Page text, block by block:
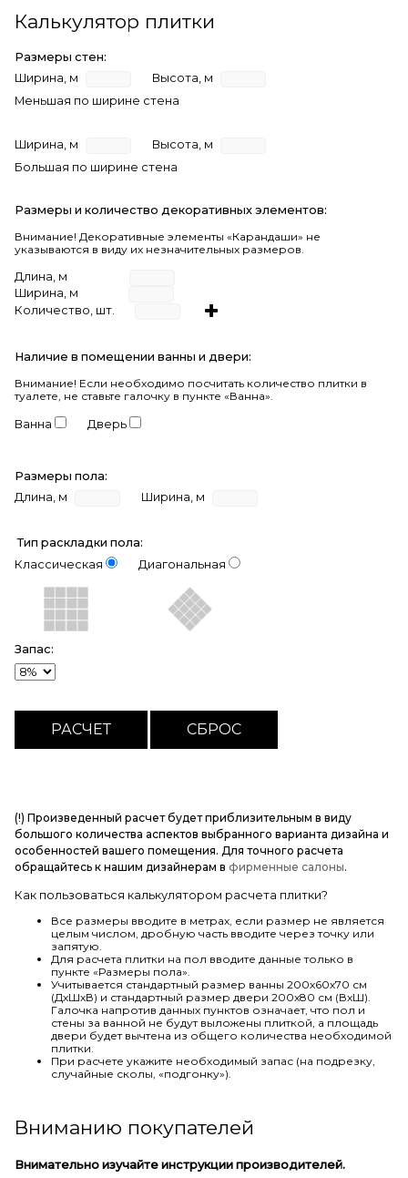
Калькулятор плитки
Размеры стен:
Ширина, м
Высота, м
Меньшая по ширине стена
Ширина, м
Высота, м
Большая по ширине стена
Размеры и количество декоративных элементов:
Внимание! Декоративные элементы «Карандаши» не
указываются в виду их незначительных размеров.
Длина, м
Ширина, м
Количество, шт.
Наличие в помещении ванны и двери:
Внимание! Если необходимо посчитать количество плитки в
туалете, не ставьте галочку в пункте «Ванна».
Ванна Дверь
Размеры пола:
Длина, м
Ширина, м
Тип раскладки пола:
Классическая
Диагональная
Запас:
(!) Произведенный расчет будет приблизительным в виду
большого количества аспектов выбранного варианта дизайна и
особенностей вашего помещения. Для точного расчета
обращайтесь к нашим дизайнерам в фирменные салоны.
Как пользоваться калькулятором расчета плитки?
Все размеры вводите в метрах, если размер не является
целым числом, дробную часть вводите через точку или
запятую.
Для расчета плитки на пол вводите данные только в
пункте «Размеры пола».
Учитывается стандартный размер ванны 200х60х70 см
(ДхШхВ) и стандартный размер двери 200х80 см (ВхШ).
Галочка напротив данных пунктов означает, что пол и
стены за ванной не будут выложены плиткой, а площадь
двери будет вычтена из общего количества необходимой
плитки.
При расчете укажите необходимый запас (на подрезку,
случайные сколы, «подгонку»).
Вниманию покупателей
Внимательно изучайте инструкции производителей.